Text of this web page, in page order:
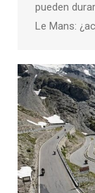
pueden
Le Mans: